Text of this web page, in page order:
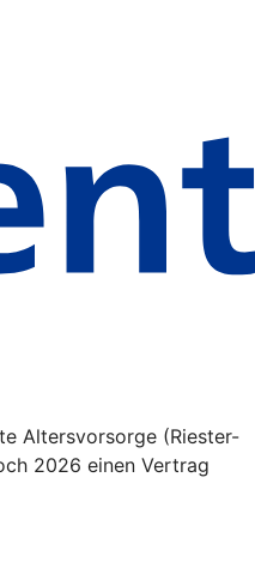
Altersvorsorge (Riester-
2026 einen Vertrag